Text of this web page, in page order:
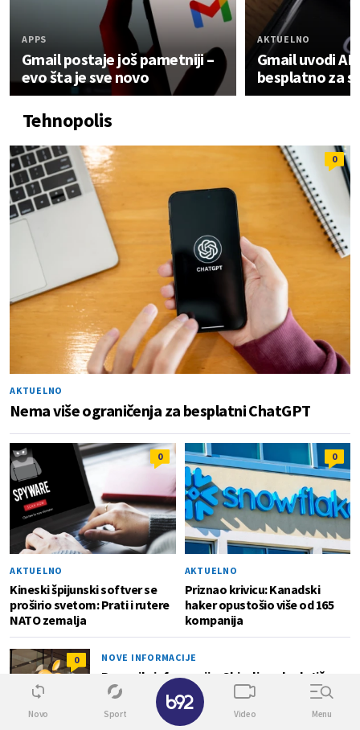
APPS
Gmail postaje još pametniji –
evo šta je sve novo
AKTUELNO
Gmail uvodi AI
besplatno za
Tehnopolis
0
AKTUELNO
Nema više ograničenja za besplatni ChatGPT
0
AKTUELNO
Kineski špijunski softver se
proširio svetom: Prati i rutere
NATO zemalja
0
AKTUELNO
Priznao krivicu: Kanadski
haker opustošio više od 165
kompanija
0 NOVE INFORMACIJE
Procurile informacije: Objavljeno kad stiže
iPhone 18?
Novo Sport Video Menu